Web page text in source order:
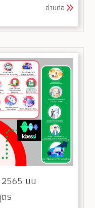
อ่านต่อ
บน
ร